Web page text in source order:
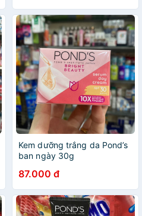
Kem dưỡng trắng da Pond’s
ban ngày 30g
87.000 đ